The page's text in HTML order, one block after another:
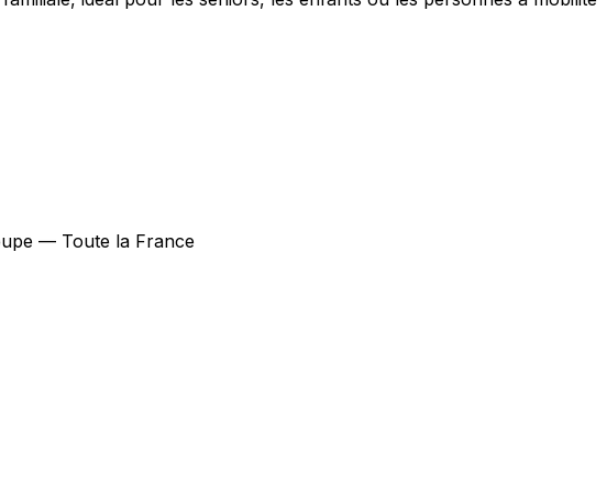
— Toute la France